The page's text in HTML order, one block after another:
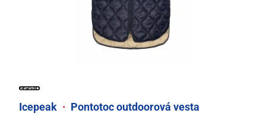
Icepeak · Pontotoc outdoorová vesta